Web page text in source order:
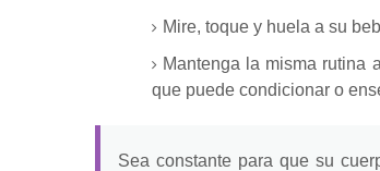
Mire, toque y huela a su
Mantenga la misma rutina
que puede condicionar o
Sea constante para que su